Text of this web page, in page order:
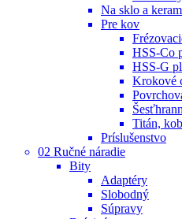
Na sklo a
Pre kov
HSS-Co
HSS-G
Krokové
Titán,
Príslušenstvo
02 Ručné náradie
Bity
Adaptéry
Slobodný
Súpravy